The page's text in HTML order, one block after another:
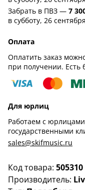
Код товара: 505310
Производитель:
Забрать в ПВЗ — 7
в субботу, 26 сентября
Оплата
Оплатить заказ
при получении. Есть
Для юрлиц
Работаем с
государственными
sales@skifmusic.ru